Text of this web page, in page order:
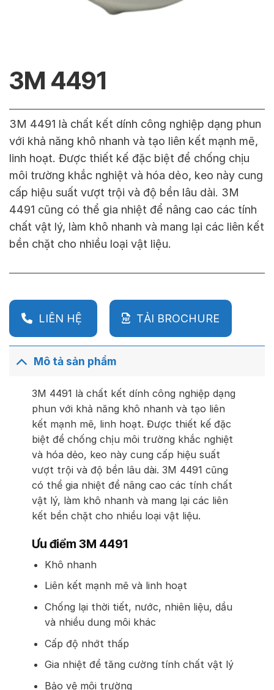
3M 4491
3M 4491 là chất kết dính công nghiệp dạng phun
với khả năng khô nhanh và tạo liên kết mạnh mẽ,
linh hoạt. Được thiết kế đặc biệt để chống chịu
môi trường khắc nghiệt và hóa dẻo, keo này cung
cấp hiệu suất vượt trội và độ bền lâu dài. 3M
4491 cũng có thể gia nhiệt để nâng cao các tính
chất vật lý, làm khô nhanh và mang lại các liên kết
bền chặt cho nhiều loại vật liệu.
LIÊN HỆ TẢI BROCHURE
Mô tả sản phẩm
3M 4491 là chất kết dính công nghiệp dạng
phun với khả năng khô nhanh và tạo liên
kết mạnh mẽ, linh hoạt. Được thiết kế đặc
biệt để chống chịu môi trường khắc nghiệt
và hóa dẻo, keo này cung cấp hiệu suất
vượt trội và độ bền lâu dài. 3M 4491 cũng
có thể gia nhiệt để nâng cao các tính chất
vật lý, làm khô nhanh và mang lại các liên
kết bền chặt cho nhiều loại vật liệu.
Ưu điểm 3M 4491
Khô nhanh
Liên kết mạnh mẽ và linh hoạt
Chống lại thời tiết, nước, nhiên liệu, dầu
và nhiều dung môi khác
Cấp độ nhớt thấp
Gia nhiệt để tăng cường tính chất vật lý
Bảo vệ môi trường